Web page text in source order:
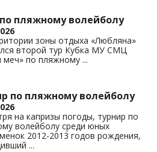
пляжному волейболу
зоны отдыха «Любляна»
второй тур Кубка МУ СМЦ
меч» по пляжному ...
по пляжному волейболу
на капризы погоды, турнир по
волейболу среди юных
2012-2013 годов рождения,
...